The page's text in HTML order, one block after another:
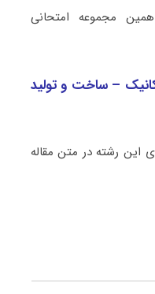
مجموعه امتحانی
– ساخت و تولید
رشته در متن مقاله